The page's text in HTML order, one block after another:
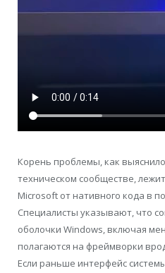
Корень проблемы, как
техническом сообществе,
Microsoft от нативного кода в
Специалисты указывают, что
оболочки Windows, включая
полагаются на фреймворки
Если раньше интерфейс